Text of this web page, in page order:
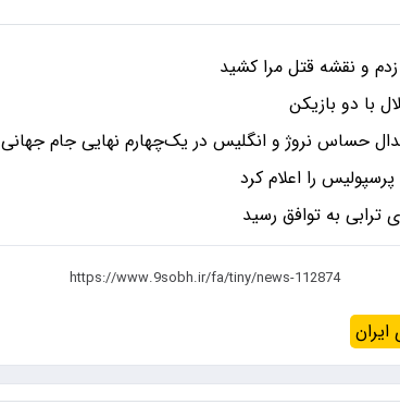
زدم و نقشه قتل مرا کشید
با دو بازیکن
حساس نروژ و انگلیس در یک‌چهارم نهایی جام جهانی ۲۰۲۶
پرسپولیس را اعلام کرد
ترابی به توافق رسید
ایران